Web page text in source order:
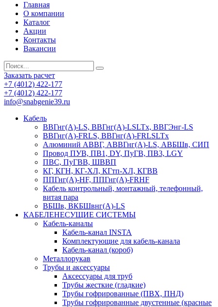
Главная
О компании
Каталог
Акции
Контакты
Вакансии
Заказать расчет
+7 (4012) 422-177
+7 (4012) 422-177
info@snabgenie39.ru
Кабель
ВВГнг(А)-LS, ВВГнг(А)-LSLTx, ВВГЭнг-LS
ВВГнг(А)-FRLS, ВВГнг(А)-FRLSLTx
Алюминий АВВГ, АВВГнг(А)-LS, АВБШв, СИП
Провод ПУВ, ПВ1, DY, ПуГВ, ПВ3, LGY
ПВС, ПуГВВ, ШВВП
КГ, КГН, КГ-ХЛ, КГтп-ХЛ, КГВВ
ППГнг(А)-HF, ППГнг(А)-FRHF
Кабель контрольный, монтажный, телефонный,
витая пара
ВБШв, ВКБШвнг(А)-LS
КАБЕЛЕНЕСУЩИЕ СИСТЕМЫ
Кабель-каналы
Кабель-канал INSTA
Комплектующие для кабель-канала
Кабель-канал (короб)
Металлорукав
Трубы и аксессуары
Аксессуары для труб
Трубы жесткие (гладкие)
Трубы гофрированные (ПВХ, ПНД)
Трубы гофрированные двустенные (красные